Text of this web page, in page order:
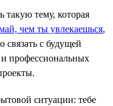
тему, которая
чем ты увлекаешься,
связать с будущей
профессиональных
ситуации: тебе